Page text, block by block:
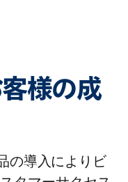
様の成
の導入によりビ